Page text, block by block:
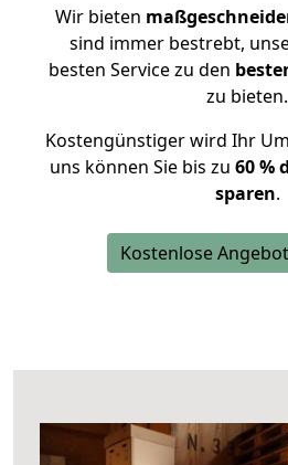
Wir bieten
sind immer bestrebt,
besten Service zu den
zu bieten.
Kostengünstiger wird Ihr
uns können Sie bis zu 60 %
sparen.
Kostenlose